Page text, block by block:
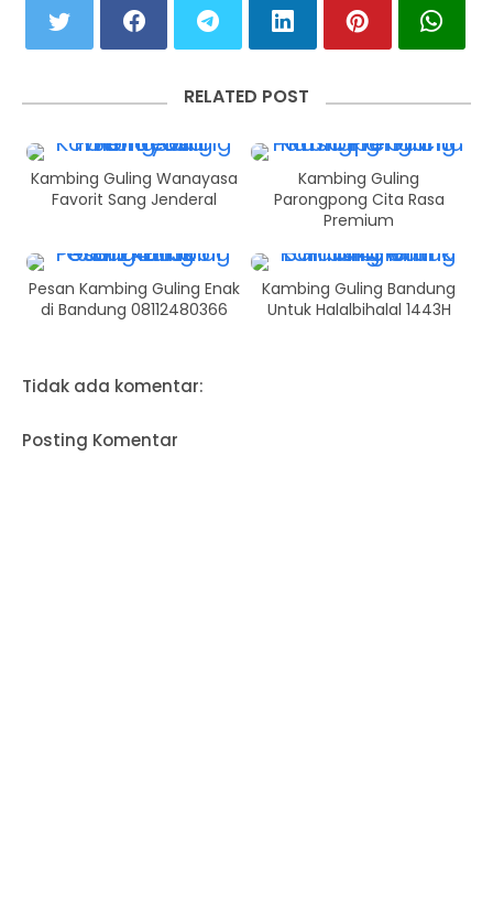
RELATED POST
Kambing Guling Wanayasa
Favorit Sang Jenderal
Kambing Guling
Parongpong Cita Rasa
Premium
Pesan Kambing Guling Enak
di Bandung 08112480366
Kambing Guling Bandung
Untuk Halalbihalal 1443H
Tidak ada komentar:
Posting Komentar